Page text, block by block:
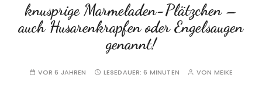
knusprige Marmeladen-Plätzchen –
auch Husarenkrapfen oder Engelsaugen
genannt!
VOR 6 JAHREN LESEDAUER:6 MINUTEN VON MEIKE